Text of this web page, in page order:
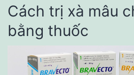
Cách trị xà mâu
bằng thuốc